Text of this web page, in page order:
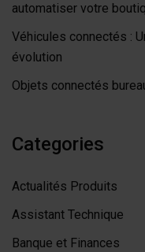
automatiser votre
Véhicules connectés :
évolution
Objets connectés
Categories
Actualités Produits
Assistant Technique
Banque et Finances